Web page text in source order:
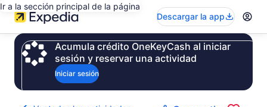
Ir a la sección principal de la página
Descargar la app
Acumula crédito OneKeyCash al iniciar
sesión y reservar una actividad
Iniciar sesión